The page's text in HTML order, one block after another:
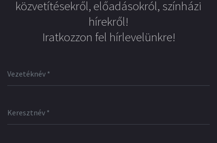
közvetítésekről, előadásokról, színházi
hírekről!
Iratkozzon fel hírlevelünkre!